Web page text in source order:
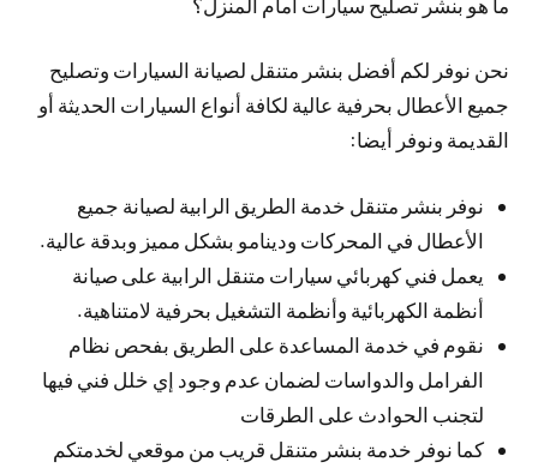
نحن نوفر لكم أفضل بنشر متنقل لصيانة السيارات وتصليح
جميع الأعطال بحرفية عالية لكافة أنواع السيارات الحديثة أو
القديمة ونوفر أيضا:
نوفر بنشر متنقل خدمة الطريق الرابية لصيانة جميع
الأعطال في المحركات ودينامو بشكل مميز وبدقة عالية.
يعمل فني كهربائي سيارات متنقل الرابية على صيانة
أنظمة الكهربائية وأنظمة التشغيل بحرفية لامتناهية.
نقوم في خدمة المساعدة على الطريق بفحص نظام
الفرامل والدواسات لضمان عدم وجود إي خلل فني فيها
لتجنب الحوادث على الطرقات
كما نوفر خدمة بنشر متنقل قريب من موقعي لخدمتكم